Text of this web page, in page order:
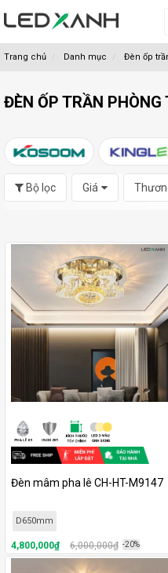
Trang chủ Danh mục Đèn ốp
ĐÈN ỐP TRẦN PHÒNG
Bộ lọc Giá
Đèn mâm pha lê CH-HT-M9147
D650mm
4,800,000₫ 6,000,000₫ -20%